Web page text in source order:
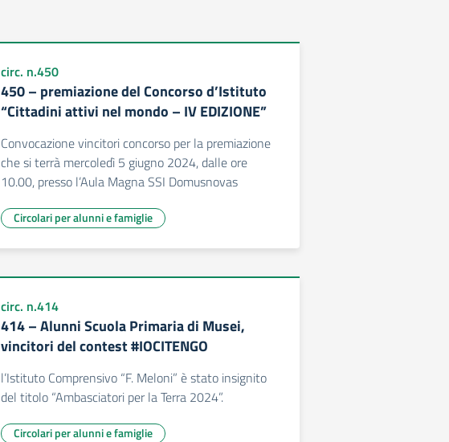
circ. n.450
450 – premiazione del Concorso d’Istituto
“Cittadini attivi nel mondo – IV EDIZIONE”
Convocazione vincitori concorso per la premiazione
che si terrà mercoledì 5 giugno 2024, dalle ore
10.00, presso l’Aula Magna SSI Domusnovas
Circolari per alunni e famiglie
circ. n.414
414 – Alunni Scuola Primaria di Musei,
vincitori del contest #IOCITENGO
l’Istituto Comprensivo “F. Meloni” è stato insignito
del titolo “Ambasciatori per la Terra 2024”.
Circolari per alunni e famiglie